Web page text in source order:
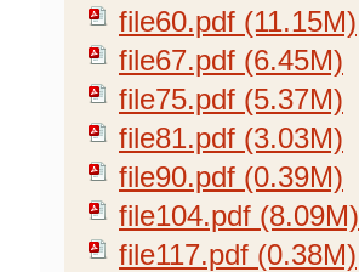
file60.pdf (11.15M)
file67.pdf (6.45M)
file75.pdf (5.37M)
file81.pdf (3.03M)
file90.pdf (0.39M)
file104.pdf (8.09M)
file117.pdf (0.38M)